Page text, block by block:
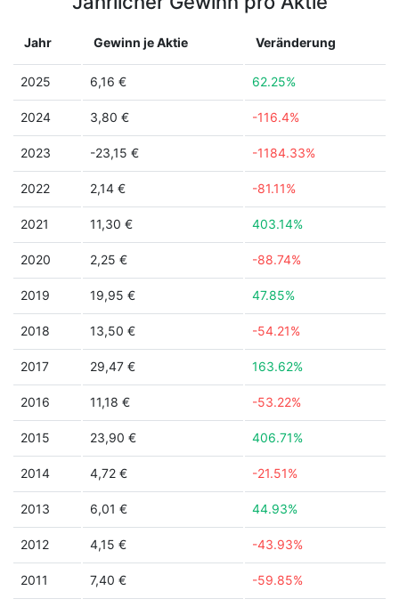
Jahr Gewinn je Aktie Veränderung
2025 6,16 € 62.25%
2024 3,80 € -116.4%
2023 -23,15 € -1184.33%
2022 2,14 € -81.11%
2021 11,30 € 403.14%
2020 2,25 € -88.74%
2019 19,95 € 47.85%
2018 13,50 € -54.21%
2017 29,47 € 163.62%
2016 11,18 € -53.22%
2015 23,90 € 406.71%
2014 4,72 € -21.51%
2013 6,01 € 44.93%
2012 4,15 € -43.93%
2011 7,40 € -59.85%